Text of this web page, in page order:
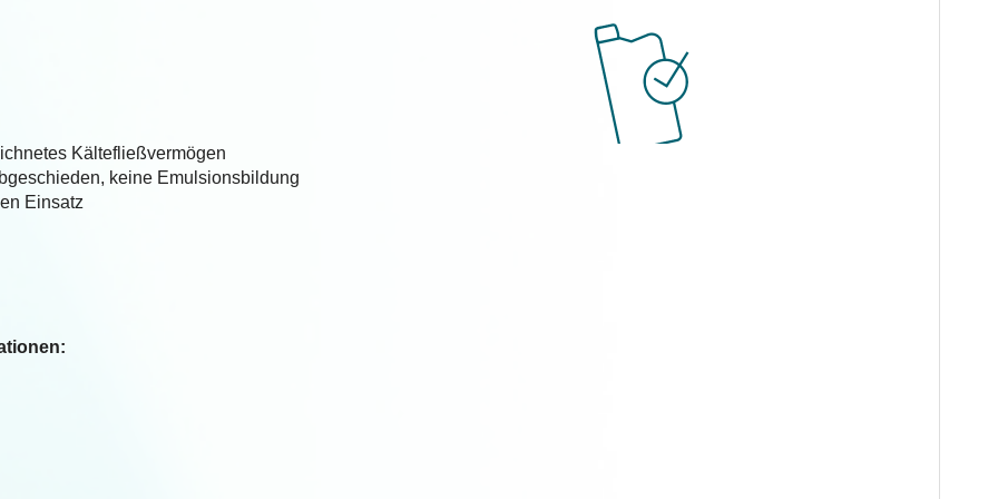
Kältefließvermögen
keine Emulsionsbildung
Einsatz